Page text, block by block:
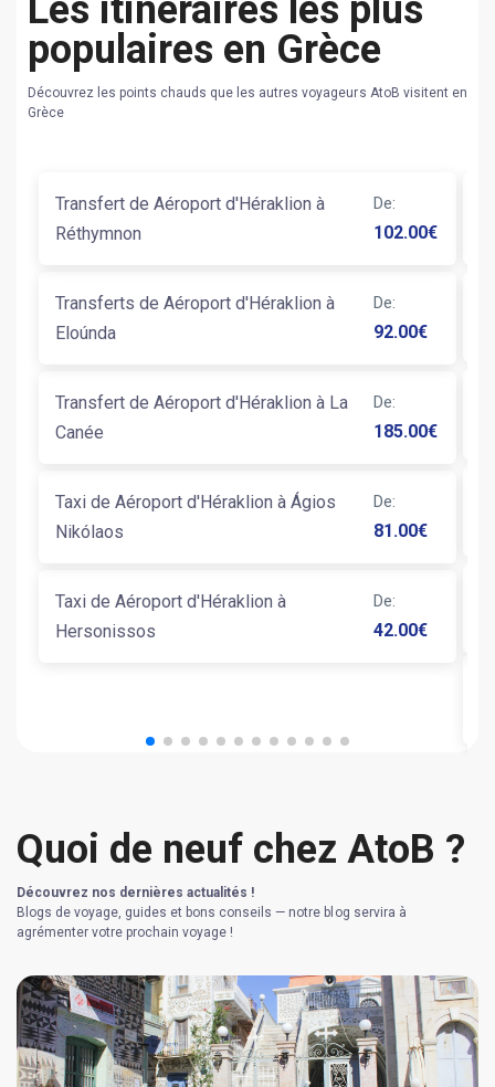
Les itinéraires les plus
populaires en Grèce
Découvrez les points chauds que les autres voyageurs AtoB visitent en
Grèce
Transfert de Aéroport d'Héraklion à
Réthymnon
De:
102.00€
Transferts de Aéroport d'Héraklion à
Eloúnda
De:
92.00€
Transfert de Aéroport d'Héraklion à La
Canée
De:
185.00€
Taxi de Aéroport d'Héraklion à Ágios
Nikólaos
De:
81.00€
Taxi de Aéroport d'Héraklion à
Hersonissos
De:
42.00€
Quoi de neuf chez AtoB ?
Découvrez nos dernières actualités !
Blogs de voyage, guides et bons conseils — notre blog servira à
agrémenter votre prochain voyage !